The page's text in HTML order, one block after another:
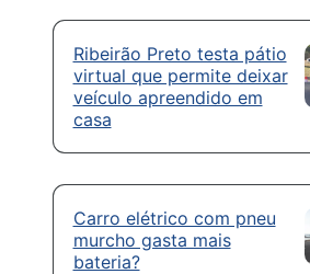
Ribeirão Preto testa pátio
virtual que permite deixar
veículo apreendido em
casa
Carro elétrico com pneu
murcho gasta mais
bateria?